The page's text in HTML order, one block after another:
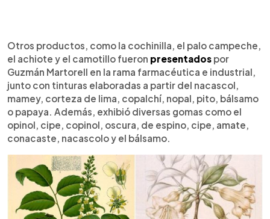
Otros productos, como la cochinilla, el palo campeche,
el achiote y el camotillo fueron presentados por
Guzmán Martorell en la rama farmacéutica e industrial,
junto con tinturas elaboradas a partir del nacascol,
mamey, corteza de lima, copalchí, nopal, pito, bálsamo
o papaya. Además, exhibió diversas gomas como el
opinol, cipe, copinol, oscura, de espino, cipe, amate,
conacaste, nacascolo y el bálsamo.